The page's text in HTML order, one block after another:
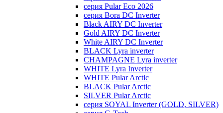
серия Pular Eco 2026
серия Bora DC Inverter
Black AIRY DC Inverter
Gold AIRY DC Inverter
White AIRY DC Inverter
BLACK Lyra inverter
CHAMPAGNE Lyra inverter
WHITE Lyra Inverter
WHITE Pular Arctic
BLACK Pular Arctic
SILVER Pular Arctic
серия SOYAL Inverter (GOLD, SILVER)